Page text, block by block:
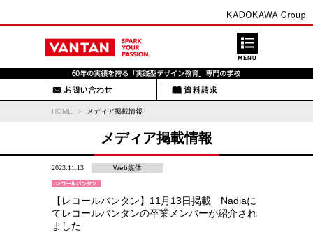
HOME メディア掲載情報
メディア掲載情報
2023.11.13 Web媒体
【レコールバンタン】11月13日掲載 Nadiaに
てレコールバンタンの卒業メンバーが紹介され
ました